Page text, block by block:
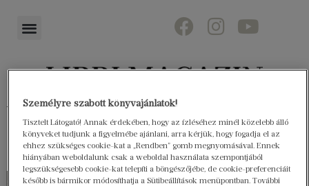
Könyvektől az olvasókig
Személyre szabott könyvajánlatok!
Tisztelt Látogató! Annak érdekében, hogy az ízléséhez minél közelebb álló
könyveket tudjunk a figyelmébe ajánlani, arra kérjük, hogy fogadja el az
ehhez szükséges cookie-kat a „Rendben” gomb megnyomásával. Ennek
hiányában weboldalunk csak a weboldal használata szempontjából
legszükségesebb cookie-kat telepíti a böngészőjébe, de cookie-preferenciáit
később is bármikor módosíthatja a Sütibeállítások menüpontban. További